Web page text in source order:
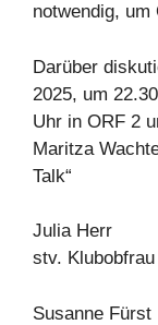
notwendig,
Darüber
2025, um 22.30
Uhr in ORF 2
Maritza
Talk“
Julia Herr
stv.
Susanne Fürst